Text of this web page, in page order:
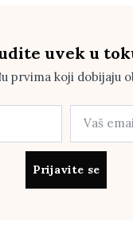
uvek u
prvima koji dobijaju
Prijavite se